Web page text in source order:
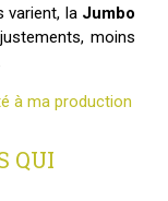
varient, la Jumbo
moins
à ma production
QUI